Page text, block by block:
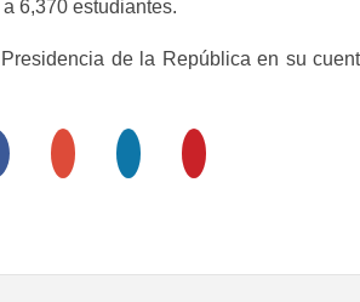
6,370 estudiantes.
de la República en su